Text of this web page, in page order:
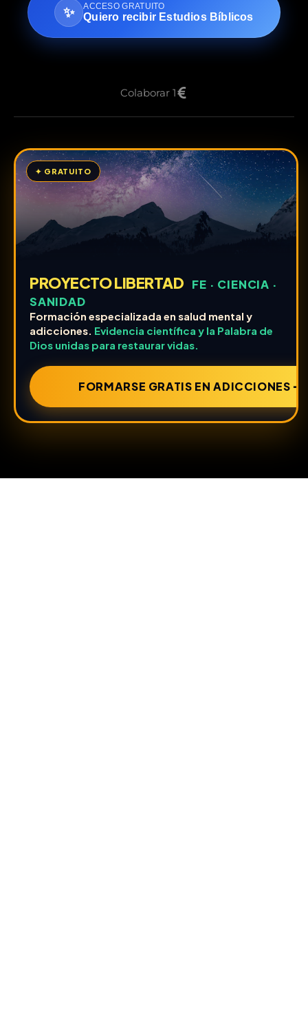
✨ ACCESO GRATUITO
Quiero recibir Estudios Bíblicos
Colaborar 1
✦ GRATUITO
PROYECTO LIBERTAD
FE · CIENCIA ·
SANIDAD
Formación especializada en salud mental y
adicciones. Evidencia científica y la Palabra de
Dios unidas para restaurar vidas.
FORMARSE GRATIS EN ADICCIONES ➔